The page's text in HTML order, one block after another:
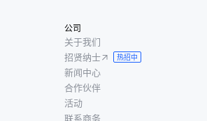
公司
关于我们
招贤纳士
热招中
新闻中心
合作伙伴
活动
联系商务